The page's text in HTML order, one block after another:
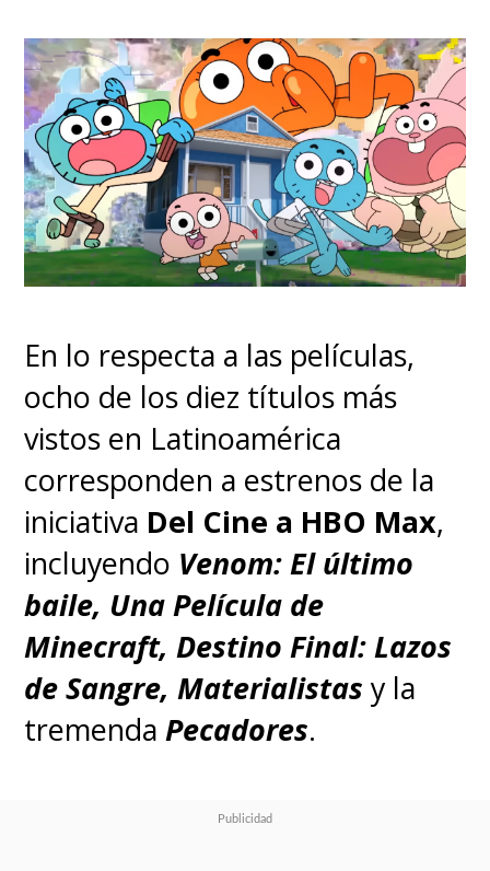
En lo respecta a las películas,
ocho de los diez títulos más
vistos en Latinoamérica
corresponden a estrenos de la
iniciativa Del Cine a HBO Max,
incluyendo Venom: El último
baile, Una Película de
Minecraft, Destino Final: Lazos
de Sangre, Materialistas y la
tremendaPecadores.